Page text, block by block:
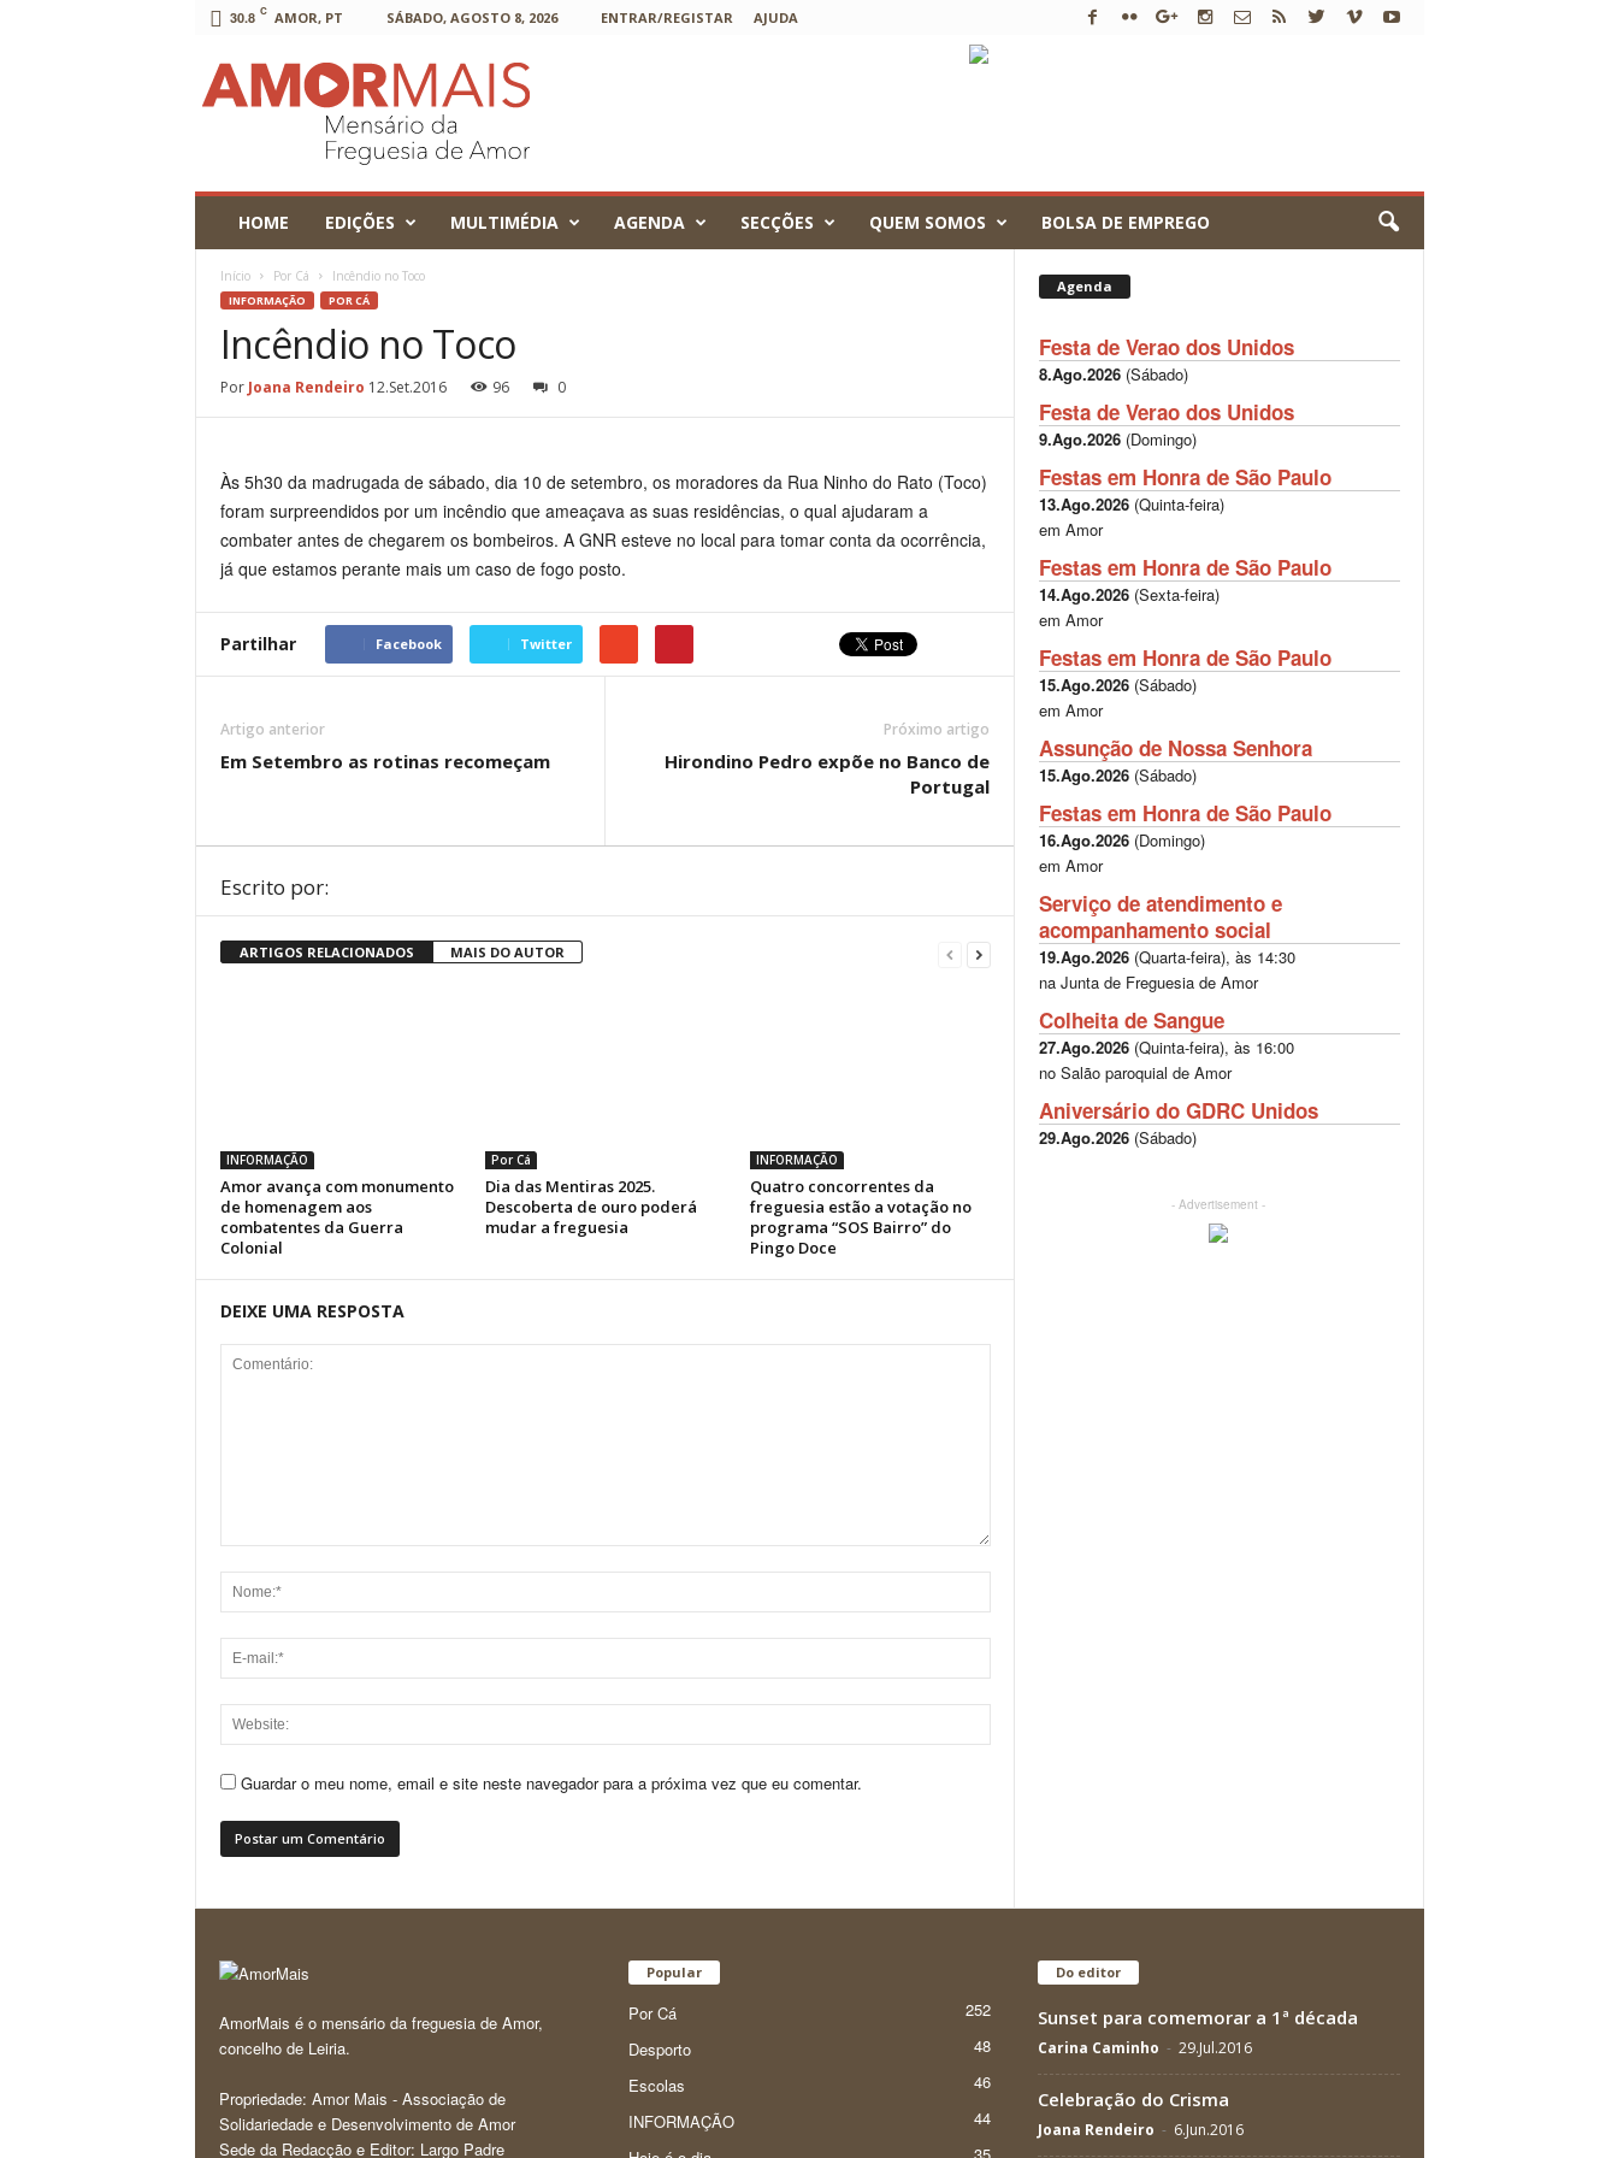
30.8 C AMOR, PT SÁBADO, AGOSTO 8, 2026 ENTRAR/REGISTAR AJUDA
HOME EDIÇÕES MULTIMÉDIA AGENDA SECÇÕES QUEM SOMOS BOLSA DE EMPREGO
Início Por Cá Incêndio no Toco
INFORMAÇÃO POR CÁ
Incêndio no Toco
Por Joana Rendeiro 12.Set.2016 96 0
Às 5h30 da madrugada de sábado, dia 10 de setembro, os moradores da Rua Ninho do Rato (Toco)
foram surpreendidos por um incêndio que ameaçava as suas residências, o qual ajudaram a
combater antes de chegarem os bombeiros. A GNR esteve no local para tomar conta da ocorrência,
já que estamos perante mais um caso de fogo posto.
Partilhar Facebook Twitter
Artigo anterior
Em Setembro as rotinas recomeçam
Próximo artigo
Hirondino Pedro expõe no Banco de
Portugal
Escrito por:
ARTIGOS RELACIONADOS MAIS DO AUTOR
INFORMAÇÃO
Amor avança com monumento
de homenagem aos
combatentes da Guerra
Colonial
Por Cá
Dia das Mentiras 2025.
Descoberta de ouro poderá
mudar a freguesia
INFORMAÇÃO
Quatro concorrentes da
freguesia estão a votação no
programa “SOS Bairro” do
Pingo Doce
DEIXE UMA RESPOSTA
Guardar o meu nome, email e site neste navegador para a próxima vez que eu comentar.
Agenda
Festa de Verao dos Unidos
8.Ago.2026(Sábado)
Festa de Verao dos Unidos
9.Ago.2026(Domingo)
Festas em Honra de São Paulo
13.Ago.2026(Quinta-feira)
em Amor
Festas em Honra de São Paulo
14.Ago.2026(Sexta-feira)
em Amor
Festas em Honra de São Paulo
15.Ago.2026(Sábado)
em Amor
Assunção de Nossa Senhora
15.Ago.2026(Sábado)
Festas em Honra de São Paulo
16.Ago.2026(Domingo)
em Amor
Serviço de atendimento e
acompanhamento social
19.Ago.2026(Quarta-feira), às 14:30
na Junta de Freguesia de Amor
Colheita de Sangue
27.Ago.2026(Quinta-feira), às 16:00
no Salão paroquial de Amor
Aniversário do GDRC Unidos
29.Ago.2026(Sábado)
- Advertisement -
AmorMais é o mensário da freguesia de Amor,
concelho de Leiria.
Propriedade: Amor Mais - Associação de
Solidariedade e Desenvolvimento de Amor
Sede da Redacção e Editor: Largo Padre
Popular
Por Cá
252
Desporto
48
Escolas
46
INFORMAÇÃO
44
Do editor
Sunset para comemorar a 1ª década
Carina Caminho - 29.Jul.2016
Celebração do Crisma
Joana Rendeiro - 6.Jun.2016